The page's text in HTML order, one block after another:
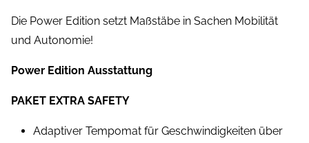
Die Power Edition setzt Maßstäbe in Sachen Mobilität
und Autonomie!
Power Edition Ausstattung
PAKET EXTRA SAFETY
Adaptiver Tempomat für Geschwindigkeiten über